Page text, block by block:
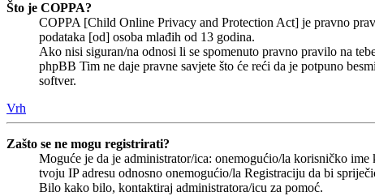
Što je COPPA?
COPPA [Child Online Privacy and Protection Act] je pravno
podataka [od] osoba mlađih od 13 godina.
Ako nisi siguran/na odnosi li se spomenuto pravno pravilo na
phpBB Tim ne daje pravne savjete što će reći da je potpuno
softver.
Vrh
Zašto se ne mogu registrirati?
Moguće je da je administrator/ica: onemogućio/la korisničko
tvoju IP adresu odnosno onemogućio/la Registraciju da bi
Bilo kako bilo, kontaktiraj administratora/icu za pomoć.